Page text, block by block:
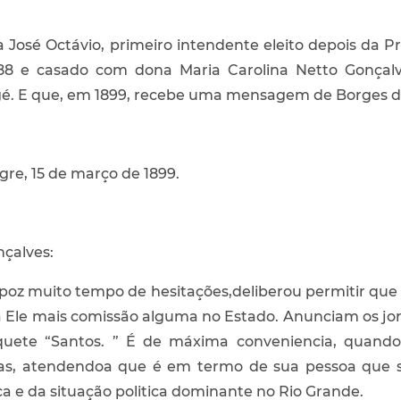
Octávio, primeiro intendente eleito depois da
e casado com dona Maria Carolina Netto
E que, em 1899, recebe uma mensagem de Borges
15 de março de 1899.
muito tempo de hesitações,deliberou permitir que
mais comissão alguma no Estado. Anunciam os
“Santos. ” É de máxima conveniencia,
atendendoa que é em termo de sua pessoa
e da situação politica dominante no Rio Grande.